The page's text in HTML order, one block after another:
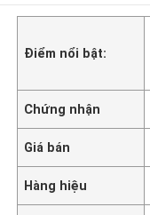
Điểm nổi bật:
Chứng nhận
Giá bán
Hàng hiệu